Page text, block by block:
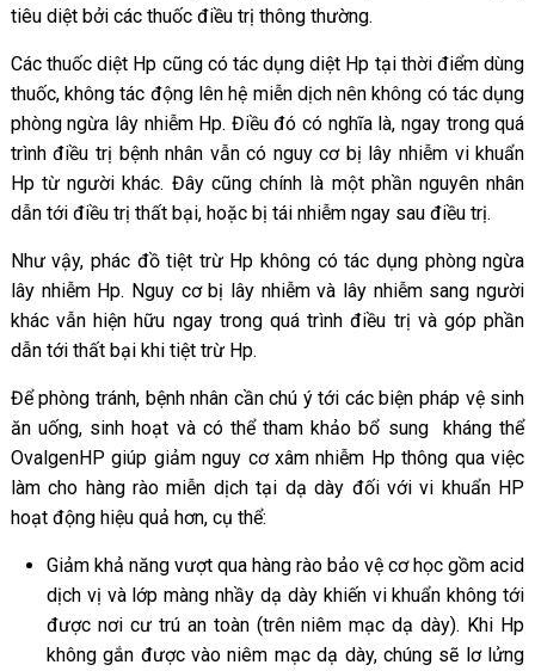
tiêu diệt bởi các thuốc điều trị thông thường.
Các thuốc diệt Hp cũng có tác dụng diệt Hp tại thời điểm dùng
thuốc, không tác động lên hệ miễn dịch nên không có tác dụng
phòng ngừa lây nhiễm Hp. Điều đó có nghĩa là, ngay trong quá
trình điều trị bệnh nhân vẫn có nguy cơ bị lây nhiễm vi khuẩn
Hp từ người khác. Đây cũng chính là một phần nguyên nhân
dẫn tới điều trị thất bại, hoặc bị tái nhiễm ngay sau điều trị.
Như vậy, phác đồ tiệt trừ Hp không có tác dụng phòng ngừa
lây nhiễm Hp. Nguy cơ bị lây nhiễm và lây nhiễm sang người
khác vẫn hiện hữu ngay trong quá trình điều trị và góp phần
dẫn tới thất bại khi tiệt trừ Hp.
Để phòng tránh, bệnh nhân cần chú ý tới các biện pháp vệ sinh
ăn uống, sinh hoạt và có thể tham khảo bổ sung kháng thể
OvalgenHP giúp giảm nguy cơ xâm nhiễm Hp thông qua việc
làm cho hàng rào miễn dịch tại dạ dày đối với vi khuẩn HP
hoạt động hiệu quả hơn, cụ thể:
Giảm khả năng vượt qua hàng rào bảo vệ cơ học gồm acid
dịch vị và lớp màng nhầy dạ dày khiến vi khuẩn không tới
được nơi cư trú an toàn (trên niêm mạc dạ dày). Khi Hp
không gắn được vào niêm mạc dạ dày, chúng sẽ lơ lửng